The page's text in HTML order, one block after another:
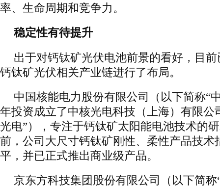
率、生命周期和竞争力。
稳定性有待提升
出于对钙钛矿光伏电池前景的看好，目
钙钛矿光伏相关产业链进行了布局。
中国核能电力股份有限公司（以下简称“
年投资成立了中核光电科技（上海）有限公
光电”），专注于钙钛矿太阳能电池技术的
前，公司大尺寸钙钛矿刚性、柔性产品技术
平，并已正式推出商业级产品。
京东方科技集团股份有限公司（以下简称